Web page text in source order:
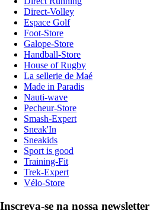
Direct-Volley
Espace Golf
Foot-Store
Galope-Store
Handball-Store
House of Rugby
La sellerie de Maé
Made in Paradis
Nauti-wave
Pecheur-Store
Smash-Expert
Sneak'In
Sneakids
Sport is good
Training-Fit
Trek-Expert
Vélo-Store
Inscreva-se na nossa newsletter